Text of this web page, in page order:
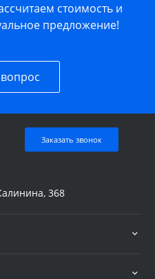
стоимость и
предложение!
Заказать звонок
368